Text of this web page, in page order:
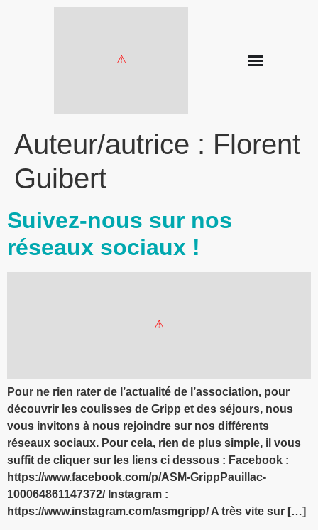
Auteur/autrice : Florent
Guibert
Suivez-nous sur nos
réseaux sociaux !
Pour ne rien rater de l’actualité de l’association, pour
découvrir les coulisses de Gripp et des séjours, nous
vous invitons à nous rejoindre sur nos différents
réseaux sociaux. Pour cela, rien de plus simple, il vous
suffit de cliquer sur les liens ci dessous : Facebook :
https://www.facebook.com/p/ASM-GrippPauillac-
100064861147372/ Instagram :
https://www.instagram.com/asmgripp/ A très vite sur […]